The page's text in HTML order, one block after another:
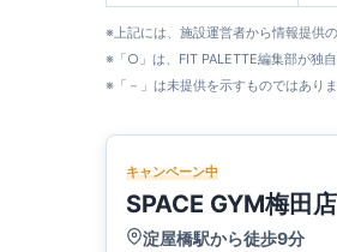
※上記には、施設運営者から情報提供
※「○」は、FIT PALETTE編集部が独
※「－」は未提供を示すものではあり
キャンペーン中
SPACE GYM梅田店
淀屋橋駅から徒歩9分